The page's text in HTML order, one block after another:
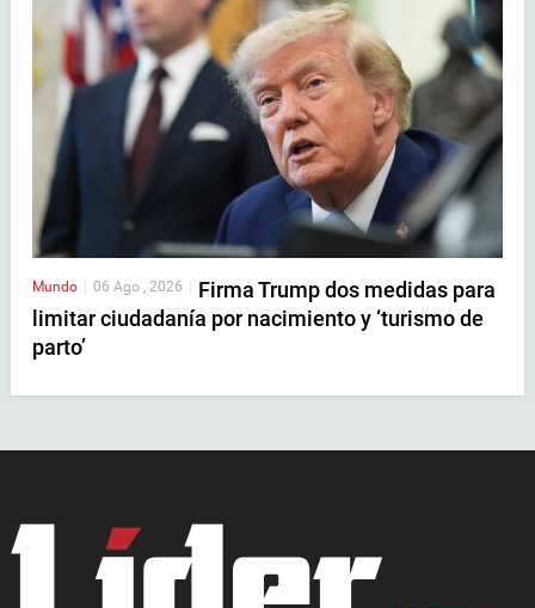
Mundo | 06 Ago , 2026 | Firma Trump dos medidas para
limitar ciudadanía por nacimiento y ‘turismo de
parto’